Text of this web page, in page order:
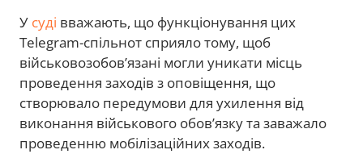
У суді вважають, що функціонування цих
Telegram-спільнот сприяло тому, щоб
військовозобов’язані могли уникати місць
проведення заходів з оповіщення, що
створювало передумови для ухилення від
виконання військового обов’язку та заважало
проведенню мобілізаційних заходів.